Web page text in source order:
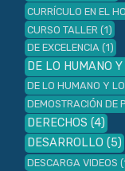
CURRÍCULO EN EL
CURSO TALLER (1)
DE EXCELENCIA (1)
DE LO HUMANO
DE LO HUMANO Y
DEMOSTRACIÓN DE
DERECHOS (4)
DESARROLLO (5)
DESCARGA VIDEOS